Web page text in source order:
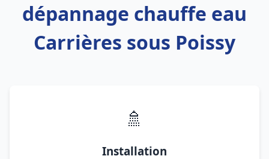
dépannage chauffe eau
Carrières sous Poissy
🚿
Installation